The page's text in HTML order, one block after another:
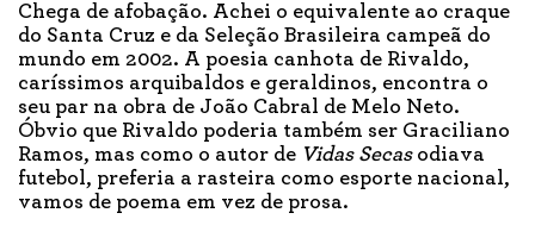
Chega de afobação. Achei o equivalente ao craque
do Santa Cruz e da Seleção Brasileira campeã do
mundo em 2002. A poesia canhota de Rivaldo,
caríssimos arquibaldos e geraldinos, encontra o
seu par na obra de João Cabral de Melo Neto.
Óbvio que Rivaldo poderia também ser Graciliano
Ramos, mas como o autor de Vidas Secas odiava
futebol, preferia a rasteira como esporte nacional,
vamos de poema em vez de prosa.